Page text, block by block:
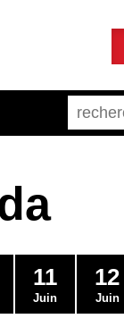
11
Juin
12
Juin